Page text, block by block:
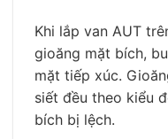
Khi lắp van AUT
gioăng mặt bích,
mặt tiếp xúc.
siết đều theo kiểu
bích bị lệch.